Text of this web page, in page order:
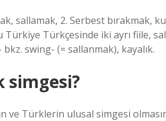
sallamak, 2. Serbest
Türkçesinde iki ayrı fiile,
swing- (= sallanmak), kayalık.
simgesi?
ve Türklerin ulusal simgesi